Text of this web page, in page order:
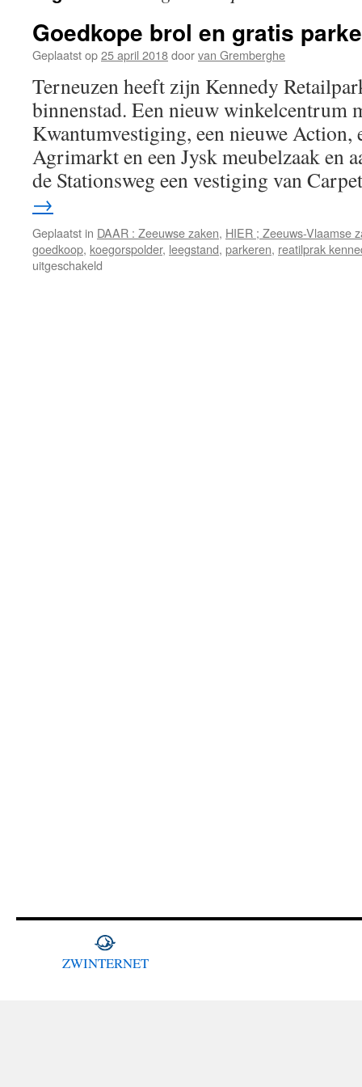
Goedkope brol en gratis
Geplaatst op25 april 2018doorvan Gremberghe
Terneuzen heeft zijn Kennedy
binnenstad. Een nieuw winkelcentrum
Kwantumvestiging, een nieuwe Action,
Agrimarkt en een Jysk meubelzaak en
de Stationsweg een vestiging van
→
Geplaatst in DAAR : Zeeuwse zaken, HIER ; Zeeuws-Vlaamse
goedkoop, koegorspolder, leegstand, parkeren, reatilprak
uitgeschakeld
ZWINTERNET